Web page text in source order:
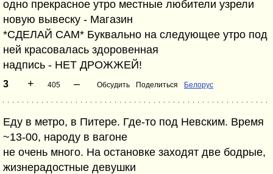
одно прекрасное утро местные любители узрели
новую вывеску - Магазин
*СДЕЛАЙ САМ* Буквально на следующее утро под
ней красовалась здоровенная
надпись - НЕТ ДРОЖЖЕЙ!
3 + 405 – Обсудить Поделиться Белорус
Еду в метро, в Питере. Где-то под Невским. Время
~13-00, народу в вагоне
не очень много. На остановке заходят две бодрые,
жизнерадостные девушки